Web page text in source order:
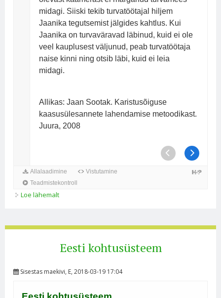
Loe lähemalt
Eesti kohtusüsteem
Sisestas maekivi, E, 2018-03-19 17:04